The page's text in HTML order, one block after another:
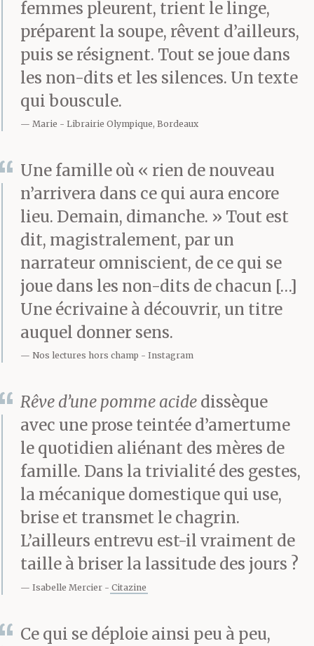
femmes pleurent, trient le linge,
préparent la soupe, rêvent d’ailleurs,
puis se résignent. Tout se joue dans
les non-dits et les silences. Un texte
qui bouscule.
Marie Librairie Olympique, Bordeaux
Une famille où « rien de nouveau
n’arrivera dans ce qui aura encore
lieu. Demain, dimanche. » Tout est
dit, magistralement, par un
narrateur omniscient, de ce qui se
joue dans les non-dits de chacun […]
Une écrivaine à découvrir, un titre
auquel donner sens.
Nos lectures hors champ Instagram
Rêve d’une pomme acide dissèque
avec une prose teintée d’amertume
le quotidien aliénant des mères de
famille. Dans la trivialité des gestes,
la mécanique domestique qui use,
brise et transmet le chagrin.
L’ailleurs entrevu est-il vraiment de
taille à briser la lassitude des jours ?
Isabelle Mercier Citazine
Ce qui se déploie ainsi peu à peu,